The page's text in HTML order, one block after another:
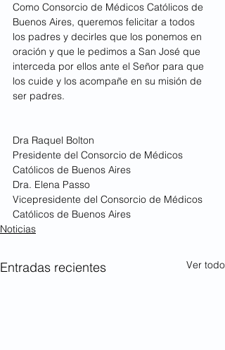
Como Consorcio de Médicos Católicos de
Buenos Aires, queremos felicitar a todos
los padres y decirles que los ponemos en
oración y que le pedimos a San José que
interceda por ellos ante el Señor para que
los cuide y los acompañe en su misión de
ser padres.
Dra Raquel Bolton
Presidente del Consorcio de Médicos
Católicos de Buenos Aires
Dra. Elena Passo
Vicepresidente del Consorcio de Médicos
Católicos de Buenos Aires
Noticias
Entradas recientes Ver todo